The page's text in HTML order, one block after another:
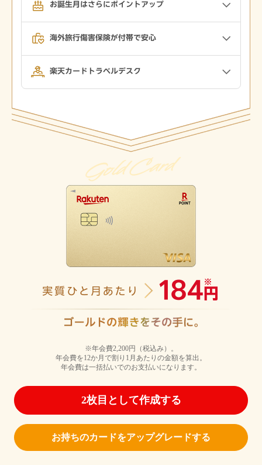
お誕生月はさらにポイントアップ
海外旅行傷害保険が付帯で安心
楽天カードトラベルデスク
※年会費2,200円（税込み）。
年会費を12か月で割り1月あたりの金額を算出。
年会費は一括払いでのお支払いになります。
2枚目として作成する
お持ちのカードをアップグレードする